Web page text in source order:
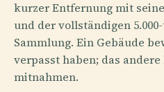
kurzer Entfernung mit
und der vollständigen
Sammlung. Ein Gebäude
verpasst haben; das
mitnahmen.